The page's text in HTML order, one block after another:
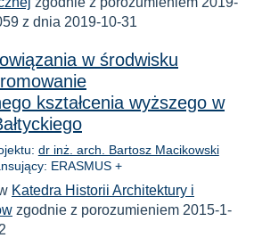
z dnia 2019-10-31
w środwisku
kształcenia wyższego w
dr inż. arch. Bartosz Macikowski
ERASMUS +
Katedra Historii Architektury i
zgodnie z porozumieniem 2015-1-